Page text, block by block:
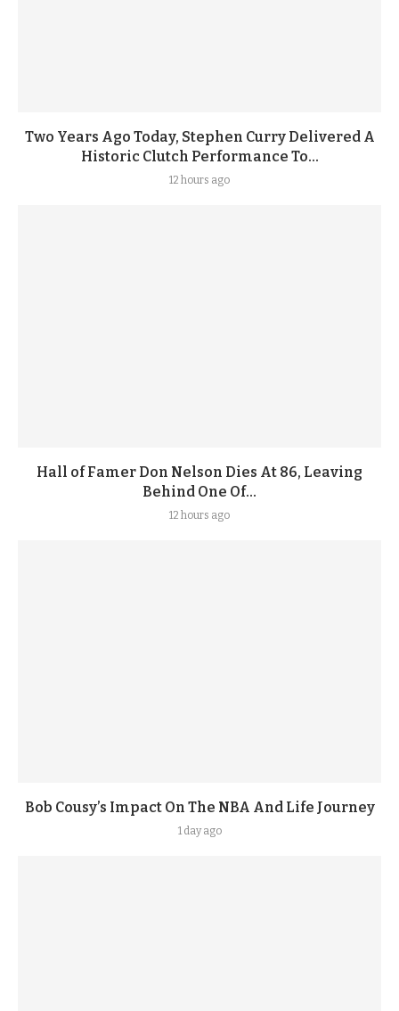
Two Years Ago Today, Stephen Curry Delivered A
Historic Clutch Performance To...
12 hours ago
Hall of Famer Don Nelson Dies At 86, Leaving
Behind One Of...
12 hours ago
Bob Cousy’s Impact On The NBA And Life Journey
1 day ago